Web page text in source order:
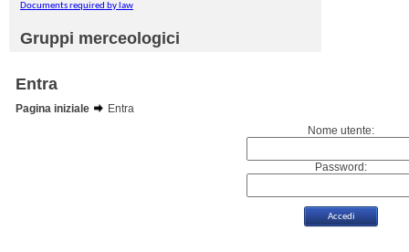
Documents required by law
Gruppi merceologici
Entra
Pagina iniziale
Entra
Nome utente:
Password: